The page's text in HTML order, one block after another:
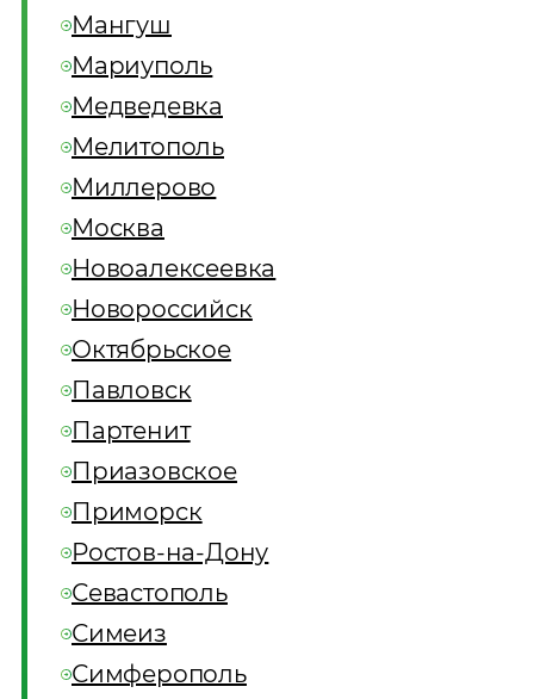
Мангуш
Мариуполь
Медведевка
Мелитополь
Миллерово
Москва
Новоалексеевка
Новороссийск
Октябрьское
Павловск
Партенит
Приазовское
Приморск
Ростов-на-Дону
Севастополь
Симеиз
Симферополь